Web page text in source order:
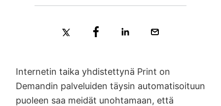
Internetin taika yhdistettynä Print on
Demandin palveluiden täysin automatisoituun
puoleen saa meidät unohtamaan, että